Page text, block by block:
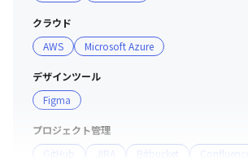
クラウド
AWS
Microsoft Azure
デザインツール
Figma
プロジェクト管理
GitHub
JIRA Bitbucket Confluence